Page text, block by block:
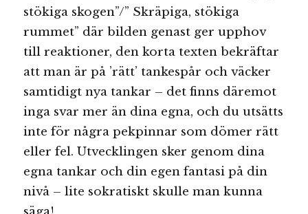
stökiga skogen”/” Skräpiga, stökiga
rummet” där bilden genast ger upphov
till reaktioner, den korta texten bekräftar
att man är på ’rätt’ tankespår och väcker
samtidigt nya tankar – det finns däremot
inga svar mer än dina egna, och du utsätts
inte för några pekpinnar som dömer rätt
eller fel. Utvecklingen sker genom dina
egna tankar och din egen fantasi på din
nivå – lite sokratiskt skulle man kunna